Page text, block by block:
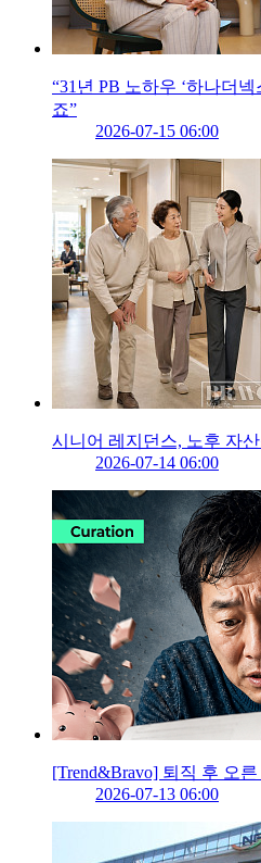
“31년 PB 노하우 ‘하나더
죠”
2026-07-15 06:00
시니어 레지던스, 노후 자
2026-07-14 06:00
[Trend&Bravo] 퇴직 후 오
2026-07-13 06:00